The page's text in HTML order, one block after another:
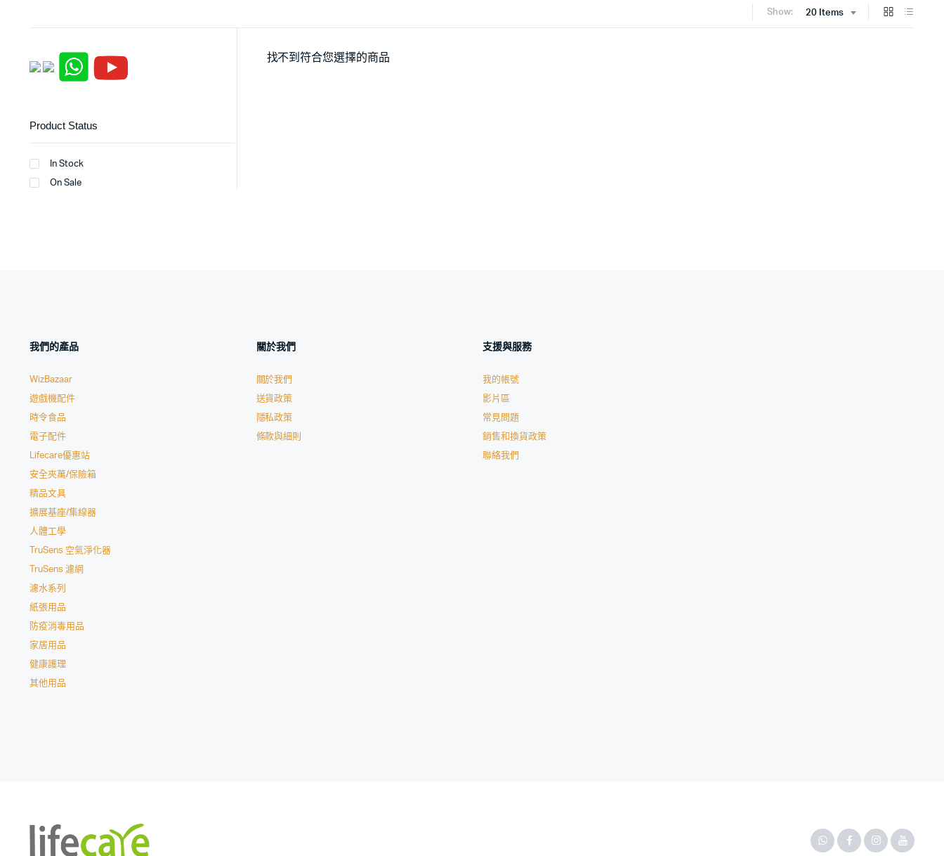
Show: 20 Items
找不到符合您選擇的商品
Product Status
In Stock
On Sale
我們的產品
WizBazaar
遊戲機配件
時令食品
電子配件
Lifecare優惠站
安全夾萬/保險箱
精品文具
擴展基座/集線器
人體工學
TruSens 空氣淨化器
TruSens 濾網
濾水系列
紙張用品
防疫消毒用品
家居用品
健康護理
其他用品
關於我們
關於我們
送貨政策
隱私政策
條款與細則
支援與服務
我的帳號
影片區
常見問題
銷售和換貨政策
聯絡我們